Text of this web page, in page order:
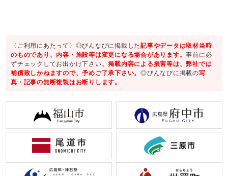
〈ご利用にあたって〉◎びんなびに掲載した記事やデータは取材当時
のものであり、内容・施設等は変更になる場合があります。事前に必
ずチェックしてお出かけ下さい。掲載内容による損害等は、弊社では
補償致しかねますので、予めご了承下さい。◎びんなびに掲載の写
真・記事の無断複製はお断りします。